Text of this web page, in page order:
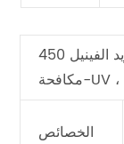
الخصائص